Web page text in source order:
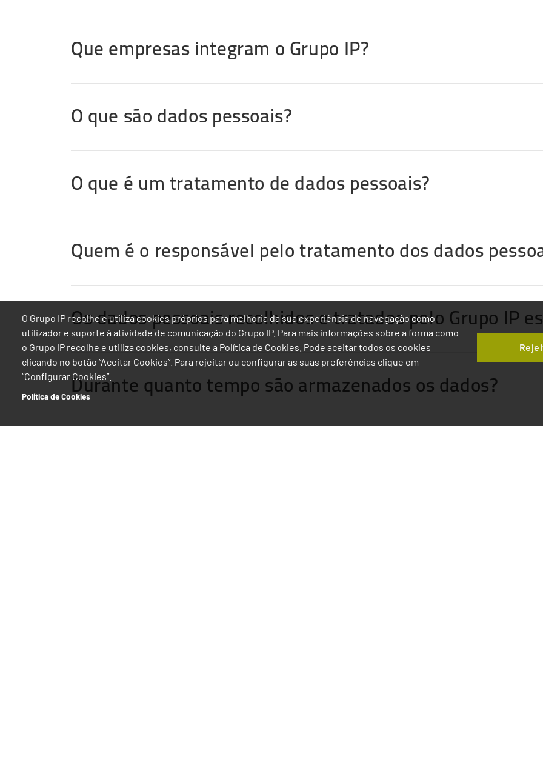
Que empresas integram o Grupo IP?
O que são dados pessoais?
O que é um tratamento de dados pessoais?
Quem é o responsável pelo tratamento dos dados
Os dados pessoais recolhidos e tratados pelo Grupo IP
Durante quanto tempo são armazenados os dados?
O Grupo IP recolhe e utiliza cookies próprios para melhoria da sua experiência de navegação como
utilizador e suporte à atividade de comunicação do Grupo IP. Para mais informações sobre a forma como
o Grupo IP recolhe e utiliza cookies, consulte a Política de Cookies. Pode aceitar todos os cookies
clicando no botão “Aceitar Cookies”. Para rejeitar ou configurar as suas preferências clique em
“Configurar Cookies”.
Política de Cookies